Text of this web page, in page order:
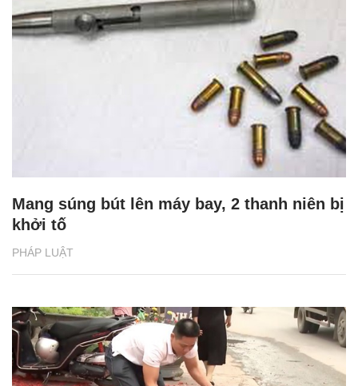
PHÁP LUẬT
Mang súng bút lên máy bay, 2 thanh niên bị
khởi tố